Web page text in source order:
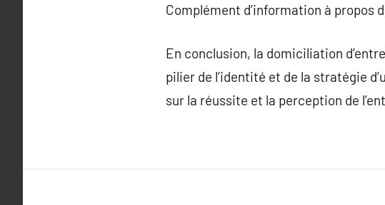
Complément d’information à propos
En conclusion, la domiciliation
pilier de l’identité et de la stratégie
sur la réussite et la perception de